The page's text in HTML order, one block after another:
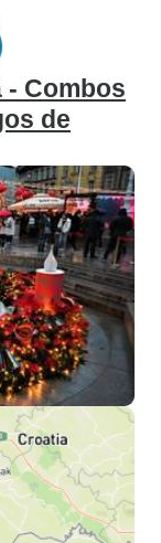
- Combos
de